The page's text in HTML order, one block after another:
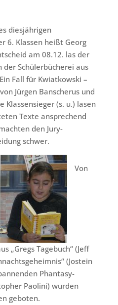
diesjährigen
6. Klassen heißt Georg
am 08.12. las der
der Schülerbücherei aus
Fall für Kwiatkowski –
Jürgen Banscherus und
Klassensieger (s. u.) lasen
Texte ansprechend
den Jury-
schwer.
Von
„Gregs Tagebuch“ (Jeff
(Jostein
Phantasy-
Paolini) wurden
geboten.